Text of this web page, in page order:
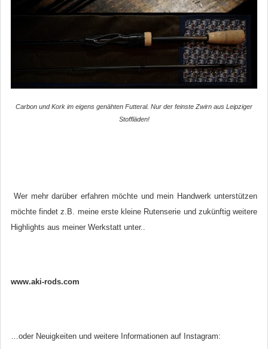
Carbon und Kork im eigens genähten Futteral. Nur der feinste Zwirn aus Leipziger
Stoffläden!
Wer mehr darüber erfahren möchte und mein Handwerk unterstützen
möchte findet z.B. meine erste kleine Rutenserie und zukünftig weitere
Highlights aus meiner Werkstatt unter..
www.aki-rods.com
…oder Neuigkeiten und weitere Informationen auf Instagram: